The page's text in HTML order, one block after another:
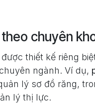
chuyên
được thiết kế riêng
ngành. Ví dụ,
lý sơ đồ răng,
lý thị lực.